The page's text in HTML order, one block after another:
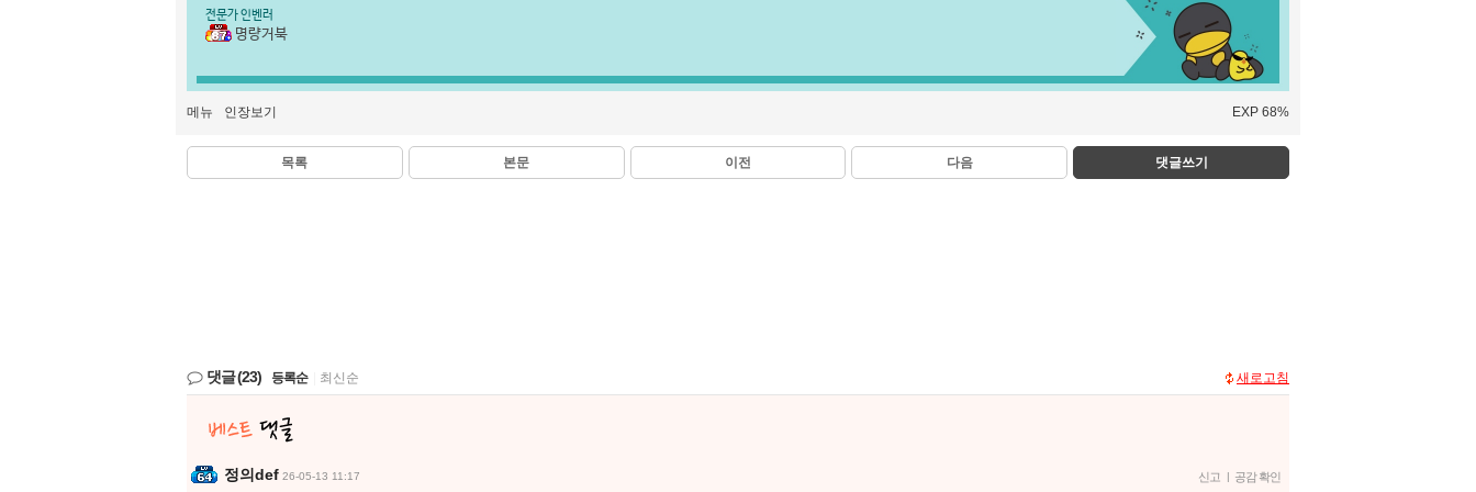
전문가 인벤러
명량거북
메뉴 인장보기 EXP 68%
목록 본문 이전 다음 댓글쓰기
댓글(23) 등록순 최신순 새로고침
정의def 26-05-13 11:17 신고 | 공감 확인